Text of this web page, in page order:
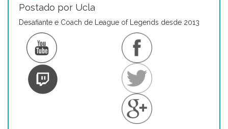
Postado por Ucla
Desafiante e Coach de League of Legends desde 2013